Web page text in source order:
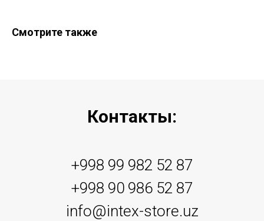
Смотрите также
Контакты:
+998 99 982 52 87
+998 90 986 52 87
info@intex-store.uz